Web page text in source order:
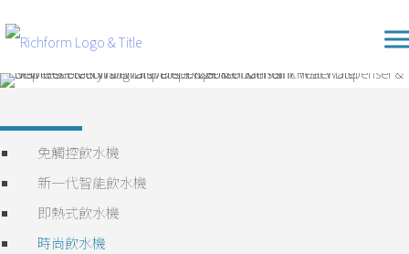
to
content
免觸控飲水機
新一代智能飲水機
即熱式飲水機
時尚飲水機